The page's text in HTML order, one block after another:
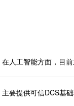
要提供可信DCS基